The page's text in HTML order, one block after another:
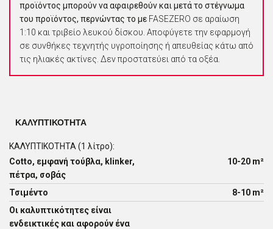
προϊόντος μπορούν να αφαιρεθούν και μετά το στέγνωμα
του προϊόντος, περνώντας το με FASEZERO σε αραίωση
1:10 και τριβείο λευκού δίσκου. Αποφύγετε την εφαρμογή
σε συνθήκες τεχνητής υγροποίησης ή απευθείας κάτω από
τις ηλιακές ακτίνες. Δεν προστατεύει από τα οξέα.
ΚΑΛΥΠΤΙΚΌΤΗΤΑ
ΚΑΛΥΠΤΙΚΟΤΗΤΑ (1 λίτρο):
Cotto, εμφανή τούβλα, klinker,
πέτρα, σοβάς
10-20 m²
Τσιμέντο
8-10 m²
Οι καλυπτικότητες είναι
ενδεικτικές και αφορούν ένα